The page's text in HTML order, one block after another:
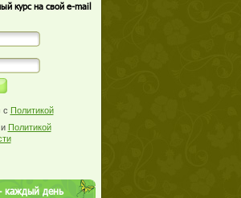
курс на свой e-mail
с Политикой
и Политикой
каждый день